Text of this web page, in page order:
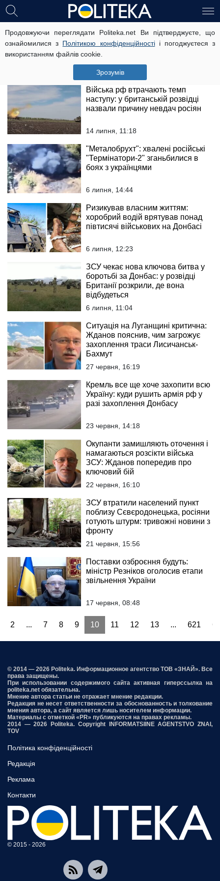
Продовжуючи переглядати Politeka.net Ви підтверджуєте, що
ознайомилися з Політикою конфіденційностіі погоджуєтеся з
використанням файлів cookie.
Зрозумів
Окупант поскаржився батькові на
байдужість командування:
"Тільки кажуть – памперси
поміняйте"
17 липня, 15:17
Війська рф втрачають темп
наступу: у британській розвідці
назвали причину невдач росіян
14 липня, 11:18
"Металобрухт": хвалені російські
"Термінатори-2" зганьбилися в
боях з українцями
6 липня, 14:44
Ризикував власним життям:
хоробрий водій врятував понад
півтисячі військових на Донбасі
6 липня, 12:23
ЗСУ чекає нова ключова битва у
боротьбі за Донбас: у розвідці
Британії розкрили, де вона
відбудеться
6 липня, 11:04
Ситуація на Луганщині критична:
Жданов пояснив, чим загрожує
захоплення траси Лисичанськ-
Бахмут
27 червня, 16:19
Кремль все ще хоче захопити всю
Україну: куди рушить армія рф у
разі захоплення Донбасу
23 червня, 14:18
Окупанти замишляють оточення і
намагаються розсікти війська
ЗСУ: Жданов попередив про
ключовий бій
22 червня, 16:10
ЗСУ втратили населений пункт
поблизу Сєвєродонецька, росіяни
готують штурм: тривожні новини з
фронту
21 червня, 15:56
Поставки озброєння будуть:
міністр Резніков оголосив етапи
звільнення України
17 червня, 08:48
2 ... 7 8 9 10 11 12 13 ... 621
© 2014 — 2026 Politeka. Информационное агентство ТОВ «ЗНАЙ». Все
права защищены.
При использовании содержимого сайта активная гиперссылка на
politeka.net обязательна.
Мнение автора статьи не отражает мнение редакции.
Редакция не несет ответственности за обоснованность и толкование
мнения автора, а сайт является лишь носителем информации.
Материалы с отметкой «PR» публикуются на правах рекламы.
2014 — 2026 Politeka. Copyright INFORMATSIINE AGENTSTVO ZNAI,
TOV
Політика конфіденційності
Редакція
Реклама
Контакти
© 2015 - 2026